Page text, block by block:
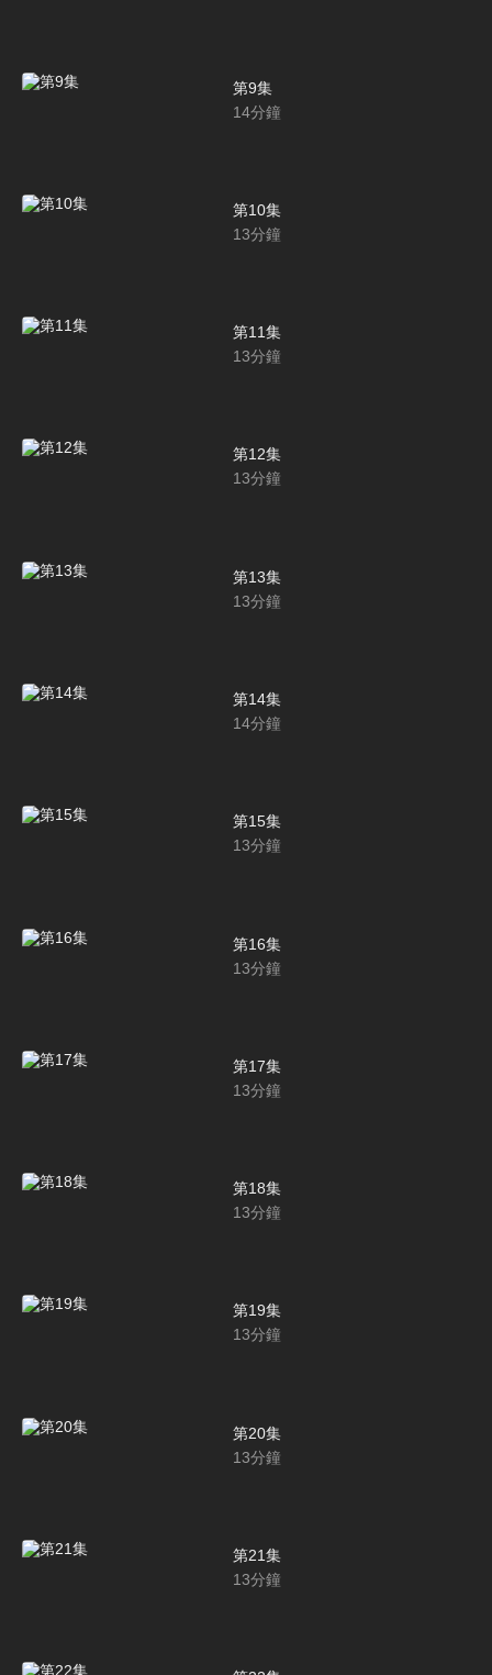
第9集
14分鐘
第10集
13分鐘
第11集
13分鐘
第12集
13分鐘
第13集
13分鐘
第14集
14分鐘
第15集
13分鐘
第16集
13分鐘
第17集
13分鐘
第18集
13分鐘
第19集
13分鐘
第20集
13分鐘
第21集
13分鐘